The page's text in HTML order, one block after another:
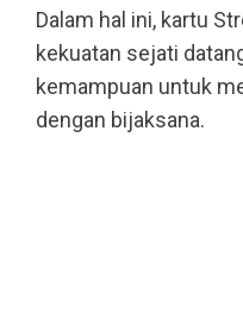
Dalam hal ini, kartu
kekuatan sejati
kemampuan untuk
dengan bijaksana.